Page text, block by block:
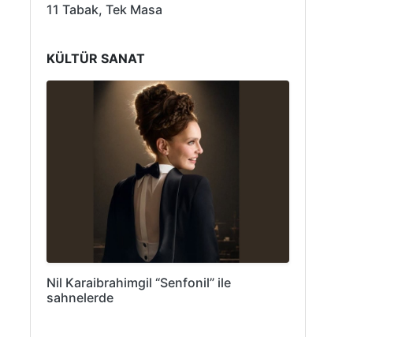
11 Tabak, Tek Masa
KÜLTÜR SANAT
Nil Karaibrahimgil “Senfonil” ile
sahnelerde